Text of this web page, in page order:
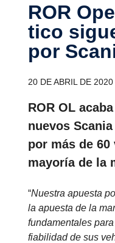
ROR Operador Logís­
tico
por
20 DE ABRIL DE 2020
ROR OL
nuevos
por más de
mayoría de la
“Nuestra apuesta
la apuesta de la
fundamentales
fiabilidad de sus